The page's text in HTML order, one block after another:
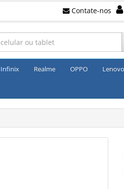
Contate-nos
Infinix Realme OPPO Lenovo